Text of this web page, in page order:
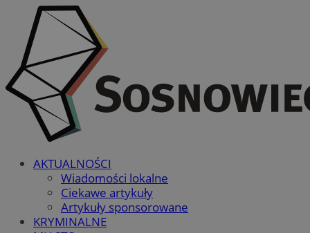
AKTUALNOŚCI
Wiadomości lokalne
Ciekawe artykuły
Artykuły sponsorowane
KRYMINALNE